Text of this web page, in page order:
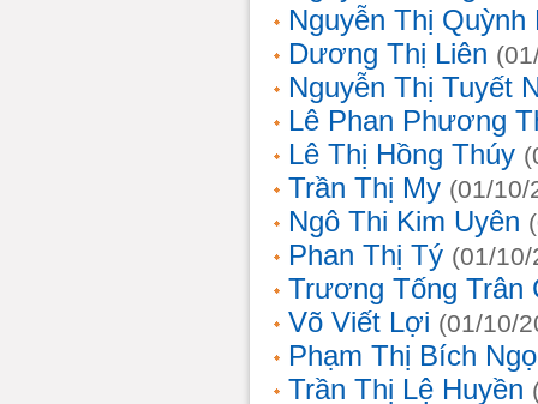
Nguyễn Thị Quỳnh
Dương Thị Liên
Nguyễn Thị Tuyết
Lê Phan Phương
Lê Thị Hồng Thúy
Trần Thị My (01/10/
Ngô Thi Kim Uyên
Phan Thị Tý (01/
Trương Tống Trân
Võ Viết Lợi (01/10/
Phạm Thị Bích
Trần Thị Lệ Huyền